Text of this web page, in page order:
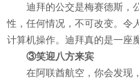
迪拜的公交是梅赛德斯，
性，任何情况，不可改变。令
计算机操作。迪拜真的是一座
③笑迎八方来宾
在阿联酋航空，你会发现，